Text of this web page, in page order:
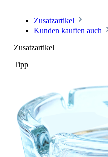
Zusatzartikel
Kunden kauften auch
Zusatzartikel
Tipp